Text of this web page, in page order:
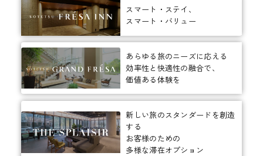
スマート・ステイ、
スマート・バリュー
あらゆる旅のニーズに応える
効率性と快適性の融合で、
価値ある体験を
新しい旅のスタンダードを創造
する
お客様のための
多様な滞在オプション